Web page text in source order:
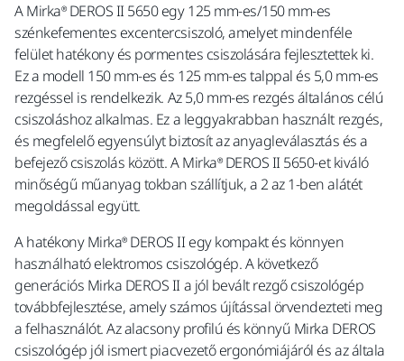
A Mirka® DEROS II 5650 egy 125 mm-es/150 mm-es
szénkefementes excentercsiszoló, amelyet mindenféle
felület hatékony és pormentes csiszolására fejlesztettek ki.
Ez a modell 150 mm-es és 125 mm-es talppal és 5,0 mm-es
rezgéssel is rendelkezik. Az 5,0 mm-es rezgés általános célú
csiszoláshoz alkalmas. Ez a leggyakrabban használt rezgés,
és megfelelő egyensúlyt biztosít az anyagleválasztás és a
befejező csiszolás között. A Mirka® DEROS II 5650-et kiváló
minőségű műanyag tokban szállítjuk, a 2 az 1-ben alátét
megoldással együtt.
A hatékony Mirka® DEROS II egy kompakt és könnyen
használható elektromos csiszológép. A következő
generációs Mirka DEROS II a jól bevált rezgő csiszológép
továbbfejlesztése, amely számos újítással örvendezteti meg
a felhasználót. Az alacsony profilú és könnyű Mirka DEROS
csiszológép jól ismert piacvezető ergonómiájáról és az általa